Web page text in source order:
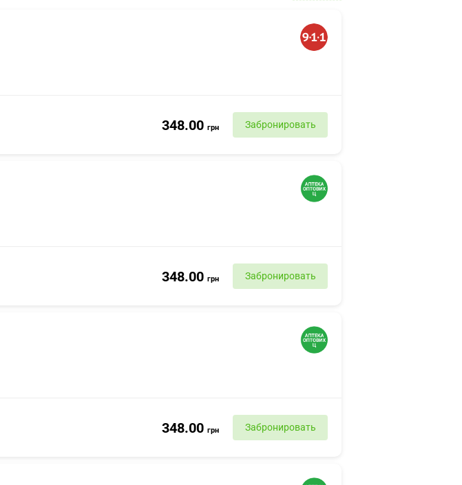
348.00 грн Забронировать
348.00 грн Забронировать
348.00 грн Забронировать